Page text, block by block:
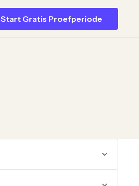
Start Gratis Proefperiode